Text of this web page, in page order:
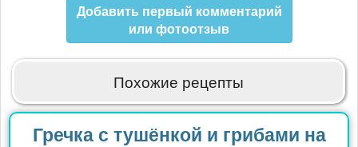
Добавить первый комментарий
или фотоотзыв
Похожие рецепты
Гречка с тушёнкой и грибами на